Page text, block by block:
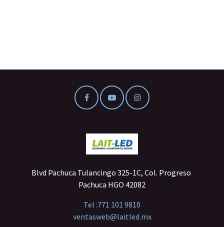
Blvd Pachuca Tulancingo 325-1C, Col. Progreso
Pachuca HGO 42082
Tel :771 101 9810
ventasweb@laitled.mx